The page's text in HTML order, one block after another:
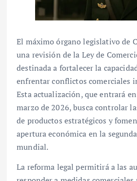
El máximo órgano legislativo de
una revisión de la Ley de
destinada a fortalecer la
enfrentar conflictos comerciales
Esta actualización, que entrará
marzo de 2026, busca controlar
de productos estratégicos y
apertura económica en la
mundial.
La reforma legal permitirá a las